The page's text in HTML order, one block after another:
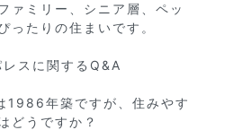
ァミリー、シニア層、ペッ
ったりの住まいです。
レスに関するQ&A
1986年築ですが、住みやす
どうですか？